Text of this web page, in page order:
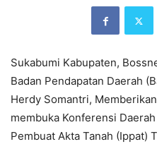
Sukabumi Kabupaten,
Badan Pendapatan Daerah
Herdy Somantri,
membuka Konferensi
Pembuat Akta Tanah (Ippat)